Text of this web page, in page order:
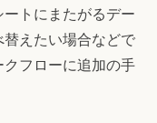
トにまたがるデー
えたい場合などで
フローに追加の手